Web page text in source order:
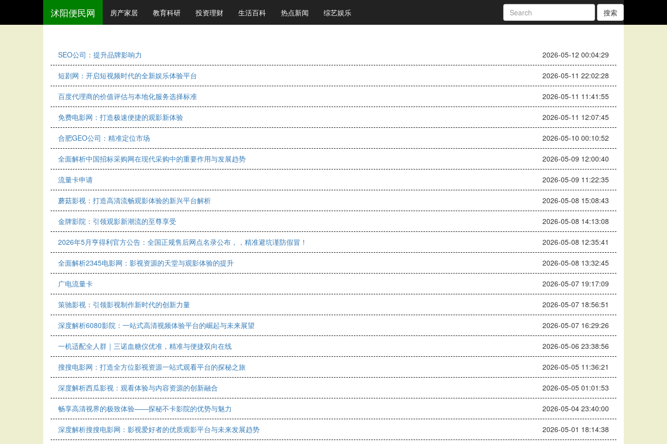
沭阳便民网 房产家居 教育科研 投资理财 生活百科 热点新闻 综艺娱乐 搜索
SEO公司：提升品牌影响力 2026-05-12 00:04:29
短剧网：开启短视频时代的全新娱乐体验平台 2026-05-11 22:02:28
百度代理商的价值评估与本地化服务选择标准 2026-05-11 11:41:55
免费电影网：打造极速便捷的观影新体验 2026-05-11 12:07:45
合肥GEO公司：精准定位市场 2026-05-10 00:10:52
全面解析中国招标采购网在现代采购中的重要作用与发展趋势 2026-05-09 12:00:40
流量卡申请 2026-05-09 11:22:35
蘑菇影视：打造高清流畅观影体验的新兴平台解析 2026-05-08 15:08:43
金牌影院：引领观影新潮流的至尊享受 2026-05-08 14:13:08
2026年5月亨得利官方公告：全国正规售后网点名录公布，，精准避坑谨防假冒！ 2026-05-08 12:35:41
全面解析2345电影网：影视资源的天堂与观影体验的提升 2026-05-08 13:32:45
广电流量卡 2026-05-07 19:17:09
策驰影视：引领影视制作新时代的创新力量 2026-05-07 18:56:51
深度解析6080影院：一站式高清视频体验平台的崛起与未来展望 2026-05-07 16:29:26
一机适配全人群｜三诺血糖仪优准，精准与便捷双向在线 2026-05-06 23:38:56
搜搜电影网：打造全方位影视资源一站式观看平台的探秘之旅 2026-05-05 11:36:21
深度解析西瓜影视：观看体验与内容资源的创新融合 2026-05-05 01:01:53
畅享高清视界的极致体验——探秘不卡影院的优势与魅力 2026-05-04 23:40:00
深度解析搜搜电影网：影视爱好者的优质观影平台与未来发展趋势 2026-05-01 18:14:38